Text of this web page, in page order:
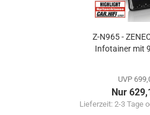
Z-N965 -
Infotainer mit
UVP
Nur
Lieferzeit: 2-3 Tage